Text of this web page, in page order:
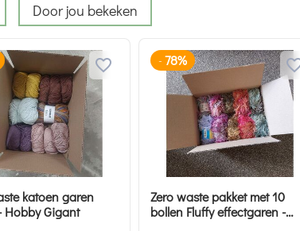
Door jou bekeken
katoen garen
Hobby Gigant
- 78%
Zero waste pakket met 10
bollen Fluffy effectgaren -